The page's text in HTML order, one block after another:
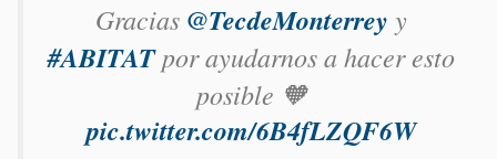
Gracias @TecdeMonterrey y
#ABITATpor ayudarnos a hacer esto
posible 🧡
pic.twitter.com/6B4fLZQF6W